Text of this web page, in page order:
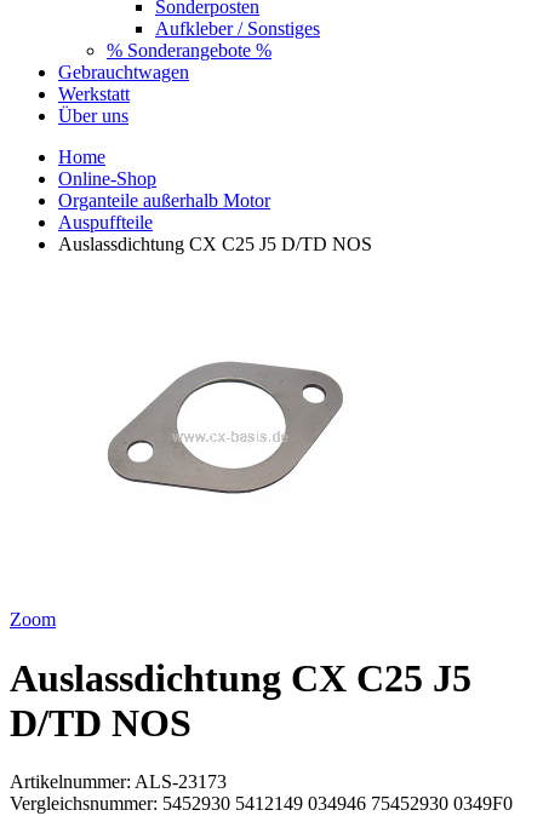
Sonderposten
Aufkleber / Sonstiges
% Sonderangebote %
Gebrauchtwagen
Werkstatt
Über uns
Home
Online-Shop
Organteile außerhalb Motor
Auspuffteile
Auslassdichtung CX C25 J5 D/TD NOS
Zoom
Auslassdichtung CX C25 J5
D/TD NOS
Artikelnummer: ALS-23173
Vergleichsnummer: 5452930 5412149 034946 75452930 0349F0